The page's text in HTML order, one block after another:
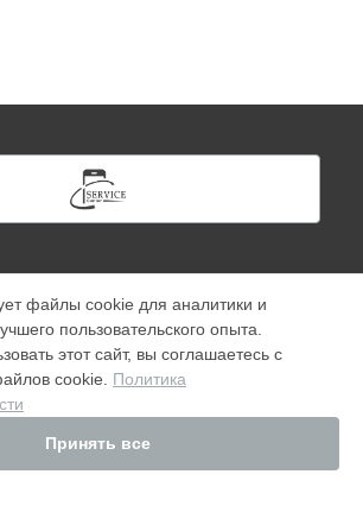
файлы cookie для аналитики и
пользовательского опыта.
этот сайт, вы соглашаетесь с
cookie. Политика
Принять все